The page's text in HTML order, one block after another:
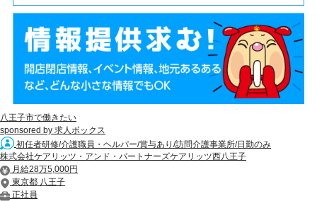
八王子市で働きたい
sponsored by 求人ボックス
初任者研修/介護職員・ヘルパー/賞与あり/訪問介護事業所/日勤のみ
株式会社ケアリッツ・アンド・パートナーズケアリッツ西八王子
月給28万5,000円
東京都 八王子
正社員